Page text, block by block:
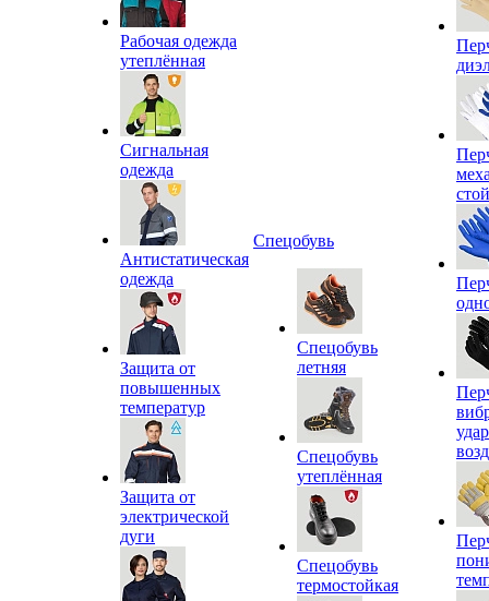
Рабочая одежда
утеплённая
Сигнальная
одежда
Антистатическая
одежда
Защита от
повышенных
температур
Защита от
электрической
дуги
Спецобувь
Спецобувь
летняя
Спецобувь
утеплённая
Спецобувь
термостойкая